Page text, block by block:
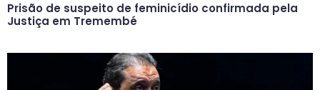
Prisão de suspeito de feminicídio confirmada pela
Justiça em Tremembé